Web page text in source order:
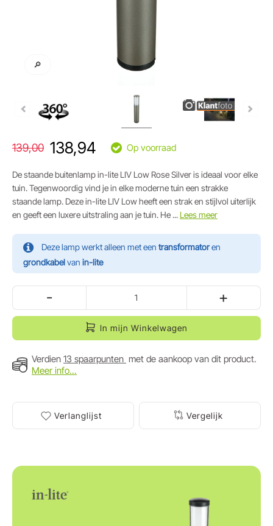
🔎
139,00 138,94 Op voorraad
De staande buitenlamp in-lite LIV Low Rose Silver is ideaal voor elke
tuin. Tegenwoordig vind je in elke moderne tuin een strakke
staande lamp. Deze in-lite LIV Low heeft een strak en stijlvol uiterlijk
en geeft een luxere uitstraling aan je tuin. He ... Lees meer
Deze lamp werkt alleen met een transformatoren
grondkabelvan in-lite
- +
In mijn Winkelwagen
Verdien 13 spaarpunten met de aankoop van dit product.
Meer info...
Verlanglijst Vergelijk